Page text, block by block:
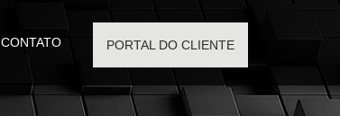
CONTATO PORTAL DO CLIENTE